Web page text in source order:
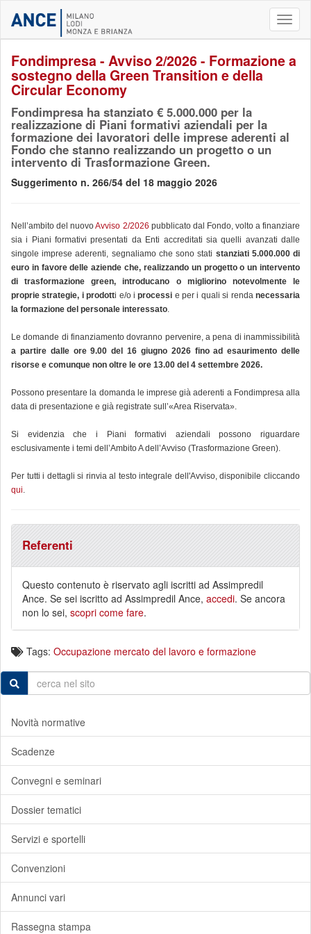
Fondimpresa - Avviso 2/2026 - Formazione a
sostegno della Green Transition e della
Circular Economy
Fondimpresa ha stanziato € 5.000.000 per la
realizzazione di Piani formativi aziendali per la
formazione dei lavoratori delle imprese aderenti al
Fondo che stanno realizzando un progetto o un
intervento di Trasformazione Green.
Suggerimento n. 266/54 del 18 maggio 2026
Nell’ambito del nuovoAvviso 2/2026 pubblicato dal Fondo, volto a finanziare
sia i Piani formativi presentati da Enti accreditati sia quelli avanzati dalle
singole imprese aderenti, segnaliamo che sono stati stanziati 5.000.000 di
euro in favore delle aziende che, realizzando un progetto o un intervento
di trasformazione green, introducano o migliorino notevolmente le
proprie strategie, i prodotti e/o iprocessi e per i quali si rendanecessaria
la formazione del personale interessato.
Le domande di finanziamento dovranno pervenire, a pena di inammissibilità
a partire dalle ore 9.00 del 16 giugno 2026 fino ad esaurimento delle
risorse e comunque non oltre le ore 13.00 del 4 settembre 2026.
Possono presentare la domanda le imprese già aderenti a Fondimpresa alla
data di presentazione e già registrate sull’«Area Riservata».
Si evidenzia che i Piani formativi aziendali possono riguardare
esclusivamente i temi dell’Ambito A dell’Avviso (Trasformazione Green).
Per tutti i dettagli si rinvia al testo integrale dell'Avviso, disponibile cliccando
qui.
Referenti
Questo contenuto è riservato agli iscritti ad Assimpredil
Ance. Se sei iscritto ad Assimpredil Ance, accedi. Se ancora
non lo sei, scopri come fare.
Tags: Occupazione mercato del lavoro e formazione
Novità normative
Scadenze
Convegni e seminari
Dossier tematici
Servizi e sportelli
Convenzioni
Annunci vari
Rassegna stampa